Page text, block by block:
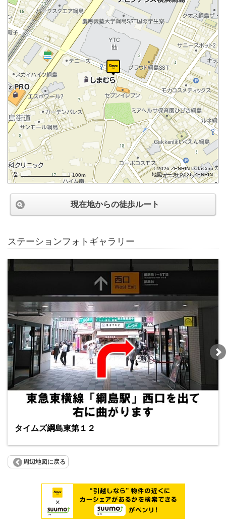
100m
©2026 ZENRIN DataCom
地図データ©2026 ZENRIN
現在地からの徒歩ルート
ステーションフォトギャラリー
タイムズ綱島東第１２
周辺地図に戻る